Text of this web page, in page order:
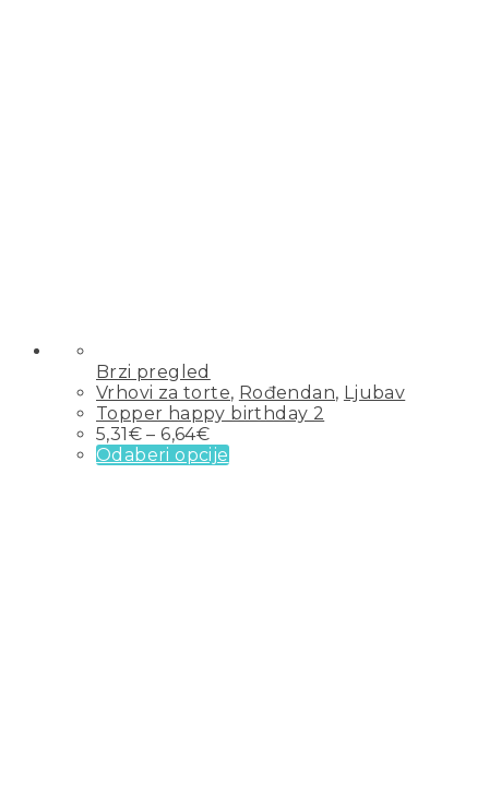
Brzi pregled
Vrhovi za torte, Rođendan, Ljubav
Topper happy birthday 2
5,31€ –6,64€
Odaberi opcije